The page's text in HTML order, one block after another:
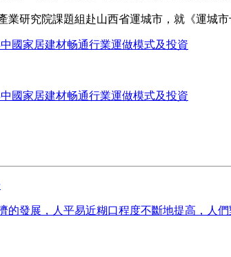
研究院課題組赴山西省運城市，就《運城市
中國家居建材畅通行業運做模式及投資
中國家居建材畅通行業運做模式及投資
的發展，人平易近糊口程度不斷地提高，人